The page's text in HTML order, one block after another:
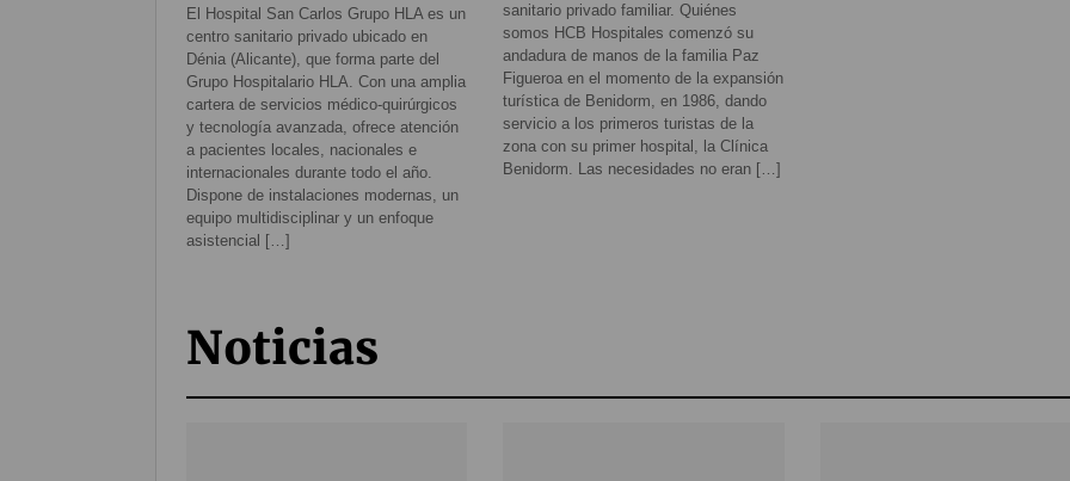
El Hospital San Carlos Grupo HLA es un
centro sanitario privado ubicado en
Dénia (Alicante), que forma parte del
Grupo Hospitalario HLA. Con una amplia
cartera de servicios médico-quirúrgicos
y tecnología avanzada, ofrece atención
a pacientes locales, nacionales e
internacionales durante todo el año.
Dispone de instalaciones modernas, un
equipo multidisciplinar y un enfoque
asistencial […]
sanitario privado familiar. Quiénes
somos HCB Hospitales comenzó su
andadura de manos de la familia Paz
Figueroa en el momento de la expansión
turística de Benidorm, en 1986, dando
servicio a los primeros turistas de la
zona con su primer hospital, la Clínica
Benidorm. Las necesidades no eran […]
Noticias